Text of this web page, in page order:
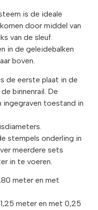
is de ideale
door middel van
van de sleuf.
in de geleidebalken
boven.
de eerste plaat in de
binnenrail. De
ingegraven toestand in
stempels onderling in
meerdere sets
in te voeren.
meter en met
meter en met 0,25